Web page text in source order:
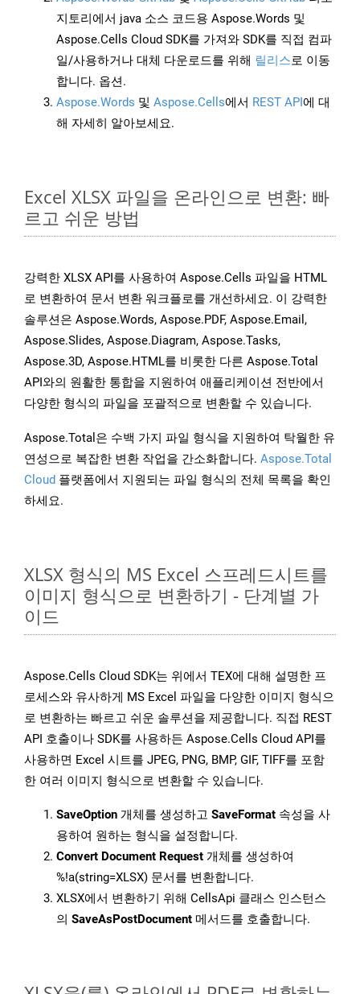
지토리에서 java 소스 코드용 Aspose.Words 및
Aspose.Cells Cloud SDK를 가져와 SDK를 직접 컴파
일/사용하거나 대체 다운로드를 위해 릴리스로 이동
합니다. 옵션.
Aspose.Words 및 Aspose.Cells에서 REST API에 대
해 자세히 알아보세요.
Excel XLSX 파일을 온라인으로 변환: 빠
르고 쉬운 방법
강력한 XLSX API를 사용하여 Aspose.Cells 파일을 HTML
로 변환하여 문서 변환 워크플로를 개선하세요. 이 강력한
솔루션은 Aspose.Words, Aspose.PDF, Aspose.Email,
Aspose.Slides, Aspose.Diagram, Aspose.Tasks,
Aspose.3D, Aspose.HTML를 비롯한 다른 Aspose.Total
API와의 원활한 통합을 지원하여 애플리케이션 전반에서
다양한 형식의 파일을 포괄적으로 변환할 수 있습니다.
Aspose.Total은 수백 가지 파일 형식을 지원하여 탁월한 유
연성으로 복잡한 변환 작업을 간소화합니다. Aspose.Total
Cloud 플랫폼에서 지원되는 파일 형식의 전체 목록을 확인
하세요.
XLSX 형식의 MS Excel 스프레드시트를
이미지 형식으로 변환하기 - 단계별 가
이드
Aspose.Cells Cloud SDK는 위에서 TEX에 대해 설명한 프
로세스와 유사하게 MS Excel 파일을 다양한 이미지 형식으
로 변환하는 빠르고 쉬운 솔루션을 제공합니다. 직접 REST
API 호출이나 SDK를 사용하든 Aspose.Cells Cloud API를
사용하면 Excel 시트를 JPEG, PNG, BMP, GIF, TIFF를 포함
한 여러 이미지 형식으로 변환할 수 있습니다.
SaveOption 개체를 생성하고 SaveFormat 속성을 사
용하여 원하는 형식을 설정합니다.
Convert Document Request 개체를 생성하여
%!a(string=XLSX) 문서를 변환합니다.
XLSX에서 변환하기 위해 CellsApi 클래스 인스턴스
의 SaveAsPostDocument 메서드를 호출합니다.